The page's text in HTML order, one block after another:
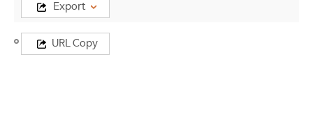
Export
URL Copy
Title
Holocene